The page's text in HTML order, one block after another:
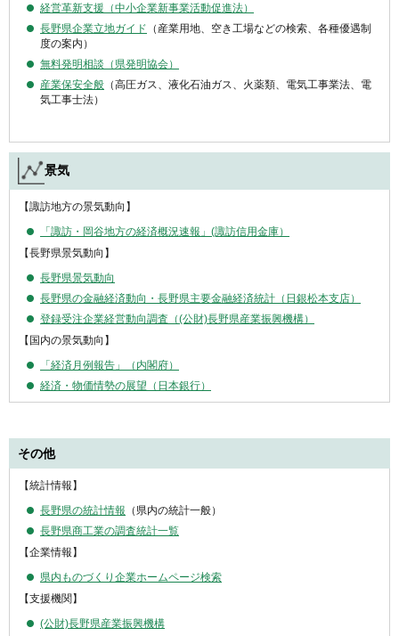
経営革新支援（中小企業新事業活動促進法）
長野県企業立地ガイド （産業用地、空き工場などの検索、各種優遇制
度の案内）
無料発明相談（県発明協会）
産業保安全般 （高圧ガス、液化石油ガス、火薬類、電気工事業法、電
気工事士法）
景気
【諏訪地方の景気動向】
「諏訪・岡谷地方の経済概況速報」(諏訪信用金庫）
【長野県景気動向】
長野県景気動向
長野県の金融経済動向・長野県主要金融経済統計（日銀松本支店）
登録受注企業経営動向調査（(公財)長野県産業振興機構）
【国内の景気動向】
「経済月例報告」（内閣府）
経済・物価情勢の展望（日本銀行）
その他
【統計情報】
長野県の統計情報 （県内の統計一般）
長野県商工業の調査統計一覧
【企業情報】
県内ものづくり企業ホームページ検索
【支援機関】
(公財)長野県産業振興機構